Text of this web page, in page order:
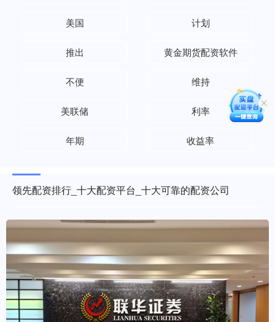
美国 计划
推出 黄金期货配资软件
不便 维持
美联储 利率
年期 收益率
领先配资排行_十大配资平台_十大可靠的配资公司